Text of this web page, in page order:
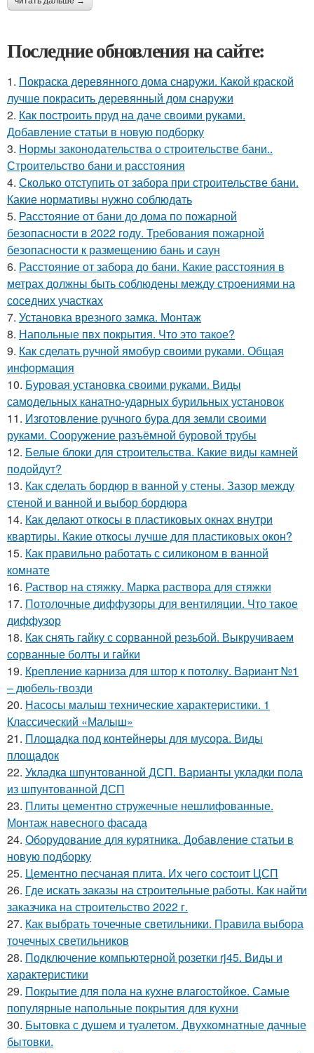
Последние обновления на сайте:
1. Покраска деревянного дома снаружи. Какой краской
лучше покрасить деревянный дом снаружи
2. Как построить пруд на даче своими руками.
Добавление статьи в новую подборку
3. Нормы законодательства о строительстве бани..
Строительство бани и расстояния
4. Сколько отступить от забора при строительстве бани.
Какие нормативы нужно соблюдать
5. Расстояние от бани до дома по пожарной
безопасности в 2022 году. Требования пожарной
безопасности к размещению бань и саун
6. Расстояние от забора до бани. Какие расстояния в
метрах должны быть соблюдены между строениями на
соседних участках
7. Установка врезного замка. Монтаж
8. Напольные пвх покрытия. Что это такое?
9. Как сделать ручной ямобур своими руками. Общая
информация
10. Буровая установка своими руками. Виды
самодельных канатно-ударных бурильных установок
11. Изготовление ручного бура для земли своими
руками. Сооружение разъёмной буровой трубы
12. Белые блоки для строительства. Какие виды камней
подойдут?
13. Как сделать бордюр в ванной у стены. Зазор между
стеной и ванной и выбор бордюра
14. Как делают откосы в пластиковых окнах внутри
квартиры. Какие откосы лучше для пластиковых окон?
15. Как правильно работать с силиконом в ванной
комнате
16. Раствор на стяжку. Марка раствора для стяжки
17. Потолочные диффузоры для вентиляции. Что такое
диффузор
18. Как снять гайку с сорванной резьбой. Выкручиваем
сорванные болты и гайки
19. Крепление карниза для штор к потолку. Вариант №1
– дюбель-гвозди
20. Насосы малыш технические характеристики. 1
Классический «Малыш»
21. Площадка под контейнеры для мусора. Виды
площадок
22. Укладка шпунтованной ДСП. Варианты укладки пола
из шпунтованной ДСП
23. Плиты цементно стружечные нешлифованные.
Монтаж навесного фасада
24. Оборудование для курятника. Добавление статьи в
новую подборку
25. Цементно песчаная плита. Их чего состоит ЦСП
26. Где искать заказы на строительные работы. Как найти
заказчика на строительство 2022 г.
27. Как выбрать точечные светильники. Правила выбора
точечных светильников
28. Подключение компьютерной розетки rj45. Виды и
характеристики
29. Покрытие для пола на кухне влагостойкое. Самые
популярные напольные покрытия для кухни
30. Бытовка с душем и туалетом. Двухкомнатные дачные
бытовки.